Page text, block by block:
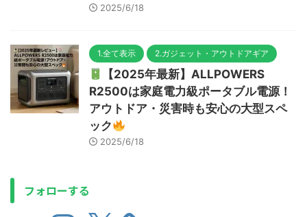
2025/6/18
1.全て表示 2.ガジェット・アウトドアギア
【2025年最新】ALLPOWERS
R2500は家庭電力級ポータブル電源！
アウトドア・災害時も安心の大型スペ
ック
2025/6/18
フォローする